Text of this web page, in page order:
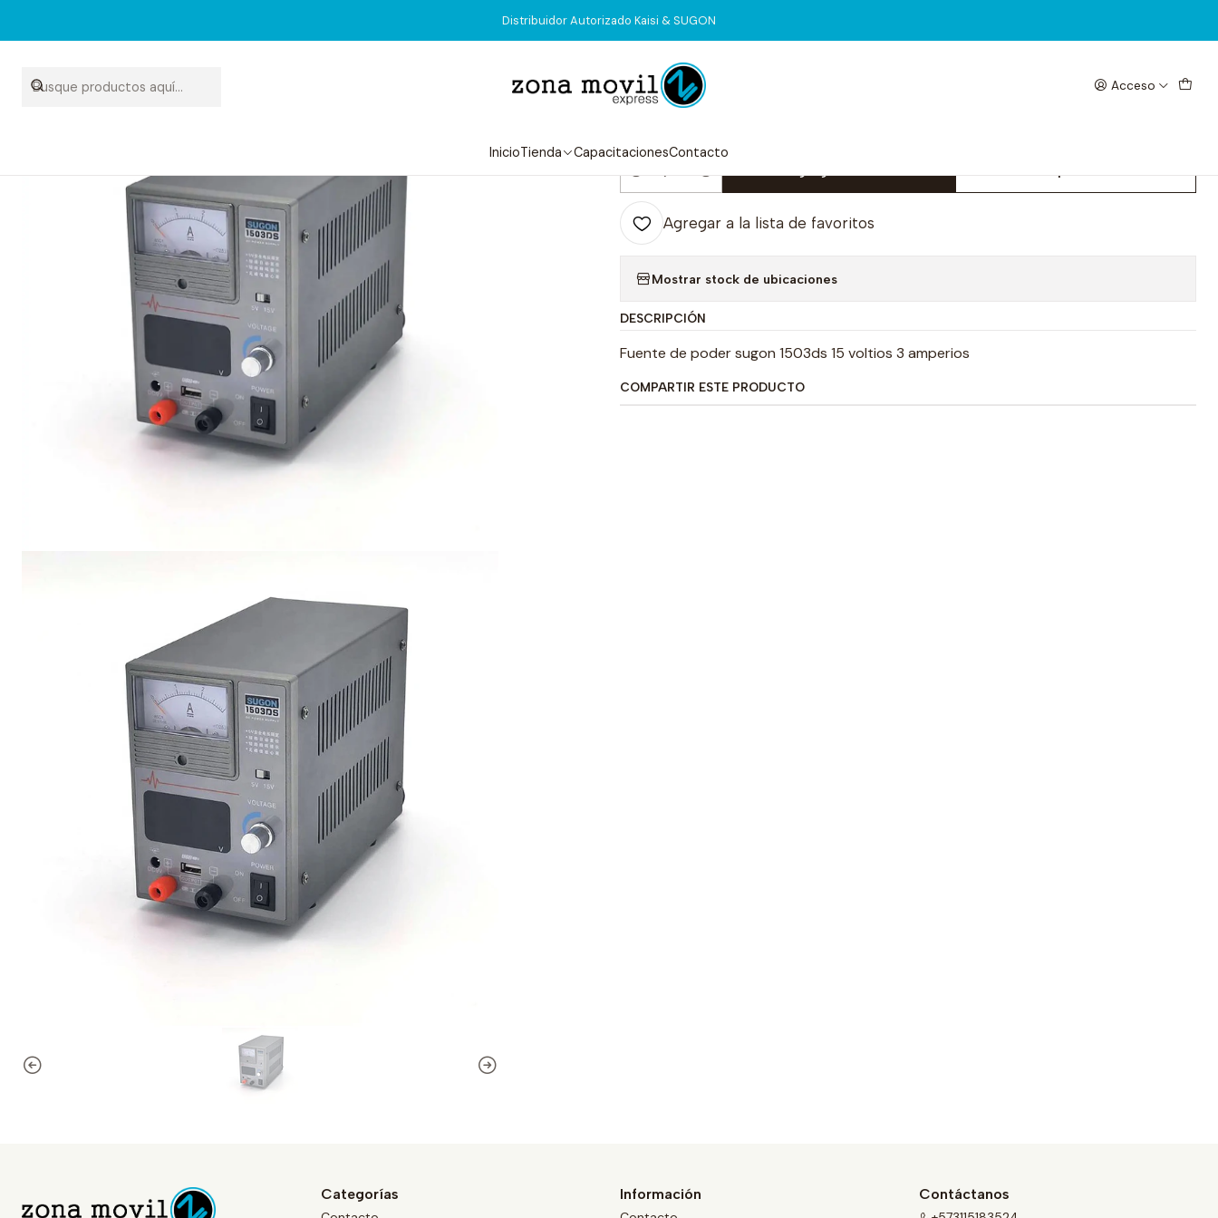
Acceso
InicioTienda CapacitacionesContacto
Distribuidor Autorizado Kaisi & SUGON
Tienda Equipos Fuente de Poder Sugon 1503ds
|
Fuente de Poder Sugon 1503ds
Cantidad
Agregar a la lista de favoritos
Mostrar stock de ubicaciones
DESCRIPCIÓN
Fuente de poder sugon 1503ds 15 voltios 3 amperios
COMPARTIR ESTE PRODUCTO
Categorías Información Contáctanos